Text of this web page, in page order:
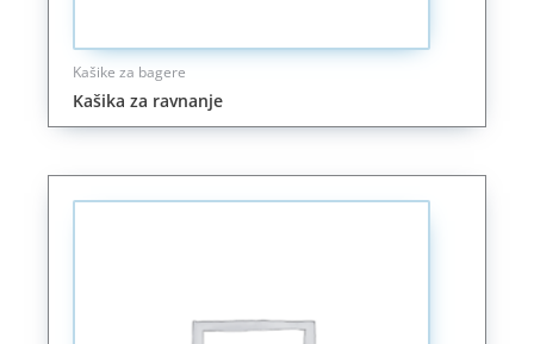
Kašike za bagere
Kašika za ravnanje